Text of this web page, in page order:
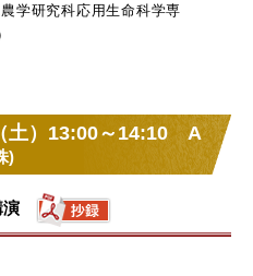
農学研究科応用生命科学専
土）13:00～14:10 A
)
演